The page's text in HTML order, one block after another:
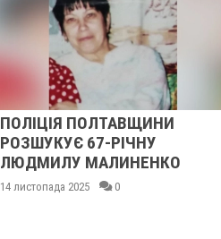
ПОЛІЦІЯ ПОЛТАВЩИНИ
РОЗШУКУЄ 67-РІЧНУ
ЛЮДМИЛУ МАЛИНЕНКО
14 листопада 2025 0